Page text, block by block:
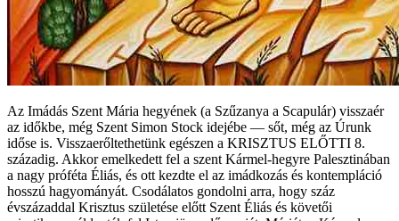
Az Imádás Szent Mária hegyének (a Szűzanya a Scapulár) visszaér
az időkbe, még Szent Simon Stock idejébe — sőt, még az Úrunk
időse is. Visszaerőltethetünk egészen a KRISZTUS ELŐTTI 8.
századig. Akkor emelkedett fel a szent Kármel-hegyre Palesztinában
a nagy próféta Éliás, és ott kezdte el az imádkozás és kontempláció
hosszú hagyományát. Csodálatos gondolni arra, hogy száz
évszázaddal Krisztus születése előtt Szent Éliás és követői